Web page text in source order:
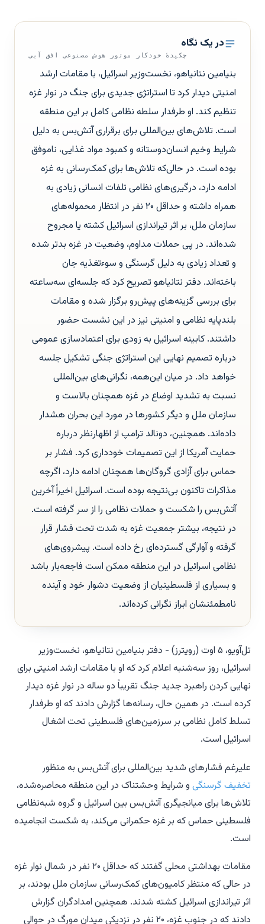
در یک نگاه
چکیدهٔ خودکار موتور هوش مصنوعی افق آبی
بنیامین نتانیاهو، نخست‌وزیر اسرائیل، با مقامات ارشد
امنیتی دیدار کرد تا استراتژی جدیدی برای جنگ در نوار غزه
تنظیم کند. او طرفدار سلطه نظامی کامل بر این منطقه
است. تلاش‌های بین‌المللی برای برقراری آتش‌بس به دلیل
شرایط وخیم انسان‌دوستانه و کمبود مواد غذایی، ناموفق
بوده است. در حالی‌که تلاش‌ها برای کمک‌رسانی به غزه
ادامه دارد، درگیری‌های نظامی تلفات انسانی زیادی به
همراه داشته و حداقل ۲۰ نفر در انتظار محموله‌های
سازمان ملل، بر اثر تیراندازی اسرائیل کشته یا مجروح
شده‌اند. در پی حملات مداوم، وضعیت در غزه بدتر شده
و تعداد زیادی به دلیل گرسنگی و سوءتغذیه جان
باخته‌اند. دفتر نتانیاهو تصریح کرد که جلسه‌ای سه‌ساعته
برای بررسی گزینه‌های پیش‌رو برگزار شده و مقامات
بلندپایه نظامی و امنیتی نیز در این نشست حضور
داشتند. کابینه اسرائیل به زودی برای اعتمادسازی عمومی
درباره تصمیم نهایی این استراتژی جنگی تشکیل جلسه
خواهد داد. در میان این‌همه، نگرانی‌های بین‌المللی
نسبت به تشدید اوضاع در غزه همچنان بالاست و
سازمان ملل و دیگر کشورها در مورد این بحران هشدار
داده‌اند. همچنین، دونالد ترامپ از اظهارنظر درباره
حمایت آمریکا از این تصمیمات خودداری کرد. فشار بر
حماس برای آزادی گروگان‌ها همچنان ادامه دارد، اگرچه
مذاکرات تاکنون بی‌نتیجه بوده است. اسرائیل اخیراً آخرین
آتش‌بس را شکست و حملات نظامی را از سر گرفته است.
در نتیجه، بیشتر جمعیت غزه به شدت تحت فشار قرار
گرفته و آوارگی گسترده‌ای رخ داده است. پیشروی‌های
نظامی اسرائیل در این منطقه ممکن است فاجعه‌بار باشد
و بسیاری از فلسطینیان از وضعیت دشوار خود و آینده
نامطمئنشان ابراز نگرانی کرده‌اند.
تل‌آویو، ۵ اوت (رویترز) - دفتر بنیامین نتانیاهو، نخست‌وزیر
اسرائیل، روز سه‌شنبه اعلام کرد که او با مقامات ارشد امنیتی برای
نهایی کردن راهبرد جدید جنگ تقریباً دو ساله در نوار غزه دیدار
کرده است. در همین حال، رسانه‌ها گزارش دادند که او طرفدار
تسلط کامل نظامی بر سرزمین‌های فلسطینی تحت اشغال
اسرائیل است.
علیرغم فشارهای شدید بین‌المللی برای آتش‌بس به منظور
تخفیف گرسنگی و شرایط وحشتناک در این منطقه محاصره‌شده،
تلاش‌ها برای میانجیگری آتش‌بس بین اسرائیل و گروه شبه‌نظامی
فلسطینی حماس که بر غزه حکمرانی می‌کند، به شکست انجامیده
است.
مقامات بهداشتی محلی گفتند که حداقل ۲۰ نفر در شمال نوار غزه
در حالی که منتظر کامیون‌های کمک‌رسانی سازمان ملل بودند، بر
اثر تیراندازی اسرائیل کشته شدند. همچنین امدادگران گزارش
دادند که در جنوب غزه، ۲۰ نفر در نزدیکی میدان مورگ در حوالی